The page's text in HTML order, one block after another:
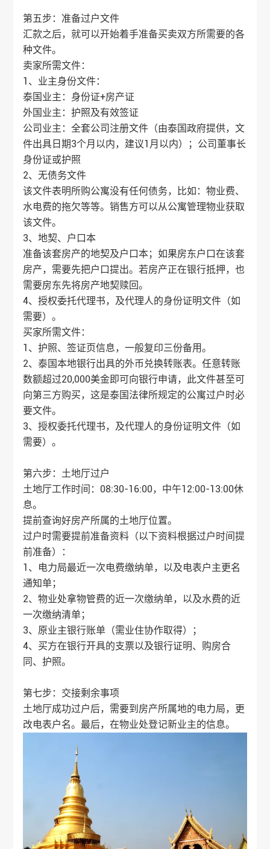
第五步：准备过户文件
汇款之后，就可以开始着手准备买卖双方所需要的各
种文件。
卖家所需文件：
1、业主身份文件：
泰国业主：身份证+房产证
外国业主：护照及有效签证
公司业主：全套公司注册文件（由泰国政府提供，文
件出具日期3个月以内，建议1月以内）；公司董事长
身份证或护照
2、无债务文件
该文件表明所购公寓没有任何债务，比如：物业费、
水电费的拖欠等等。销售方可以从公寓管理物业获取
该文件。
3、地契、户口本
准备该套房产的地契及户口本；如果房东户口在该套
房产，需要先把户口提出。若房产正在银行抵押，也
需要房东先将房产地契赎回。
4、授权委托代理书，及代理人的身份证明文件（如
需要）。
买家所需文件：
1、护照、签证页信息，一般复印三份备用。
2、泰国本地银行出具的外币兑换转账表。任意转账
数额超过20,000美金即可向银行申请，此文件甚至可
向第三方购买，这是泰国法律所规定的公寓过户时必
要文件。
3、授权委托代理书，及代理人的身份证明文件（如
需要）。
第六步：土地厅过户
土地厅工作时间：08:30-16:00，中午12:00-13:00休
息。
提前查询好房产所属的土地厅位置。
过户时需要提前准备资料（以下资料根据过户时间提
前准备）：
1、电力局最近一次电费缴纳单，以及电表户主更名
通知单；
2、物业处拿物管费的近一次缴纳单，以及水费的近
一次缴纳清单；
3、原业主银行账单（需业住协作取得）；
4、买方在银行开具的支票以及银行证明、购房合
同、护照。
第七步：交接剩余事项
土地厅成功过户后，需要到房产所属地的电力局，更
改电表户名。最后，在物业处登记新业主的信息。